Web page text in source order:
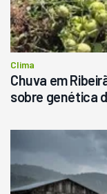
Clima
Chuva em
sobre genética